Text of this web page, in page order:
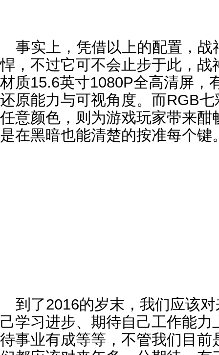
事实上，凭借以上的配置，
悍，不过它可不会止步于此，
材质15.6英寸1080P全高清屏，
还原能力与可视角度。而RGB
任意颜色，则为游戏玩家带来
是在黑暗也能清楚的按准每个键
到了2016的岁末，我们应该
己学习进步、期待自己工作能
待事业有成等等，不管我们目